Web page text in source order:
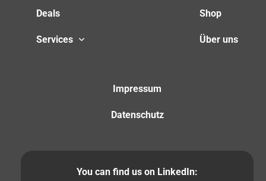
Deals
Services
Shop
Über uns
Impressum
Datenschutz
You can find us on LinkedIn: